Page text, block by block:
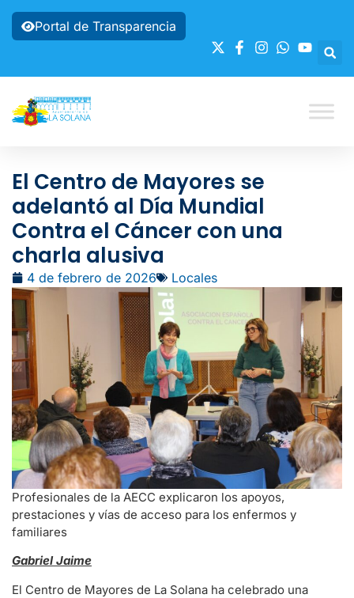
Portal de Transparencia
El Centro de Mayores se
adelantó al Día Mundial
Contra el Cáncer con una
charla alusiva
4 de febrero de 2026 Locales
Profesionales de la AECC explicaron los apoyos,
prestaciones y vías de acceso para los enfermos y
familiares
Gabriel Jaime
El Centro de Mayores de La Solana ha celebrado una